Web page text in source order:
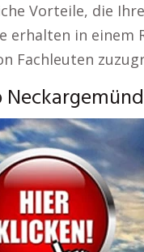
Vorteile, die
erhalten in einem
Fachleuten